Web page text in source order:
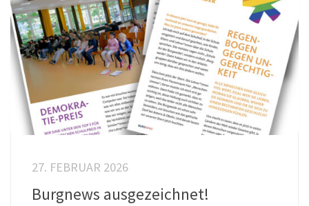
27. FEBRUAR 2026
Burgnews ausgezeichnet!